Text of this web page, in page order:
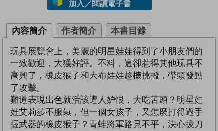
加入／閱讀電子書
內容簡介 作者簡介 本書目錄
玩具展覽會上，美麗的明星娃娃得到了小朋友們的
一致歡迎，大獲好評。不料，這卻惹得其他玩具不
高興了，橡皮猴子和大布娃娃趁機挑撥，帶頭發動
了攻擊。
難道表現出色就活該遭人妒恨，大吃苦頭？明星娃
娃艾莉莎不服氣，但一個女孩子，又怎麼打得過手
握武器的橡皮猴子？青蛙將軍路見不平，決心拔刀